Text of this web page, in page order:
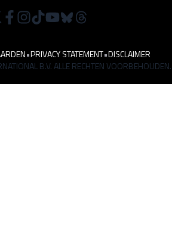
•PRIVACY STATEMENT•DISCLAIMER
B.V. ALLE RECHTEN VOORBEHOUDEN.